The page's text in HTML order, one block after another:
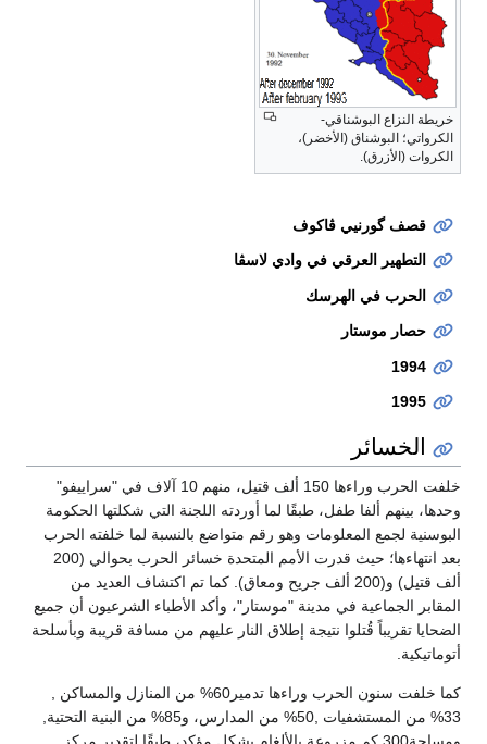
خريطة النزاع البوشناقي-
الكرواتي؛ البوشناق (الأخضر)،
الكروات (الأزرق).
قصف گورنيي ڤاكوف
التطهير العرقي في وادي لاسڤا
الحرب في الهرسك
حصار موستار
1994
1995
الخسائر
خلفت الحرب وراءها 150 ألف قتيل، منهم 10 آلاف في "سراييفو"
وحدها، بينهم ألفا طفل، طبقًا لما أوردته اللجنة التي شكلتها الحكومة
البوسنية لجمع المعلومات وهو رقم متواضع بالنسبة لما خلفته الحرب
بعد انتهاءها؛ حيث قدرت الأمم المتحدة خسائر الحرب بحوالي (200
ألف قتيل) و(200 ألف جريح ومعاق). كما تم اكتشاف العديد من
المقابر الجماعية في مدينة "موستار"، وأكد الأطباء الشرعيون أن جميع
الضحايا تقريباً قُتلوا نتيجة إطلاق النار عليهم من مسافة قريبة وبأسلحة
أتوماتيكية.
كما خلفت سنون الحرب وراءها تدمير60% من المنازل والمساكن ,
33% من المستشفيات ,50% من المدارس، و85% من البنية التحتية,
ومساحة300 كم مزروعة بالألغام بشكل مؤكد، طبقًا لتقدير مركز